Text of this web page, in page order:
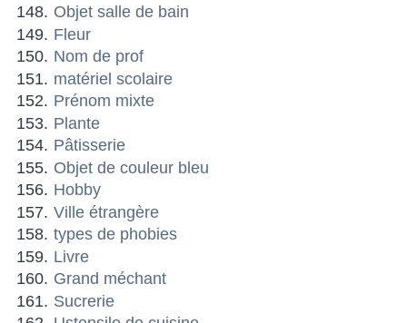
Objet salle de bain
Fleur
Nom de prof
matériel scolaire
Prénom mixte
Plante
Pâtisserie
Objet de couleur bleu
Hobby
Ville étrangère
types de phobies
Livre
Grand méchant
Sucrerie